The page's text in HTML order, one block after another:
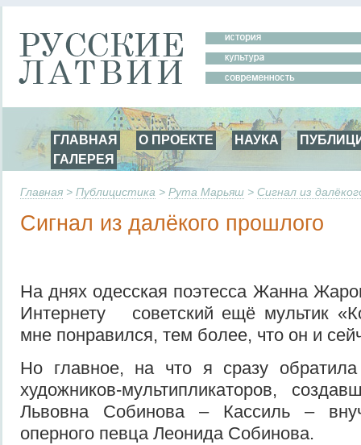
ГЛАВНАЯ О ПРОЕКТЕ НАУКА
ГАЛЕРЕЯ
Главная > Публицистика > Рута Марьяш > Сигнал из
Сигнал из далёкого прошлого
На днях одесская поэтесса Жанна
Интернету советский ещё мультик
мне понравился, тем более, что он и
Но главное, на что я сразу
художников-мультипликаторов,
Львовна Собинова – Кассиль –
оперного певца Леонида Собинова.